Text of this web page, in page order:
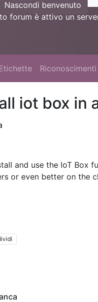
Nascondi benvenuto
forum è attivo un
Riconoscimenti
iot box in
and use the IoT Box
or even better on the